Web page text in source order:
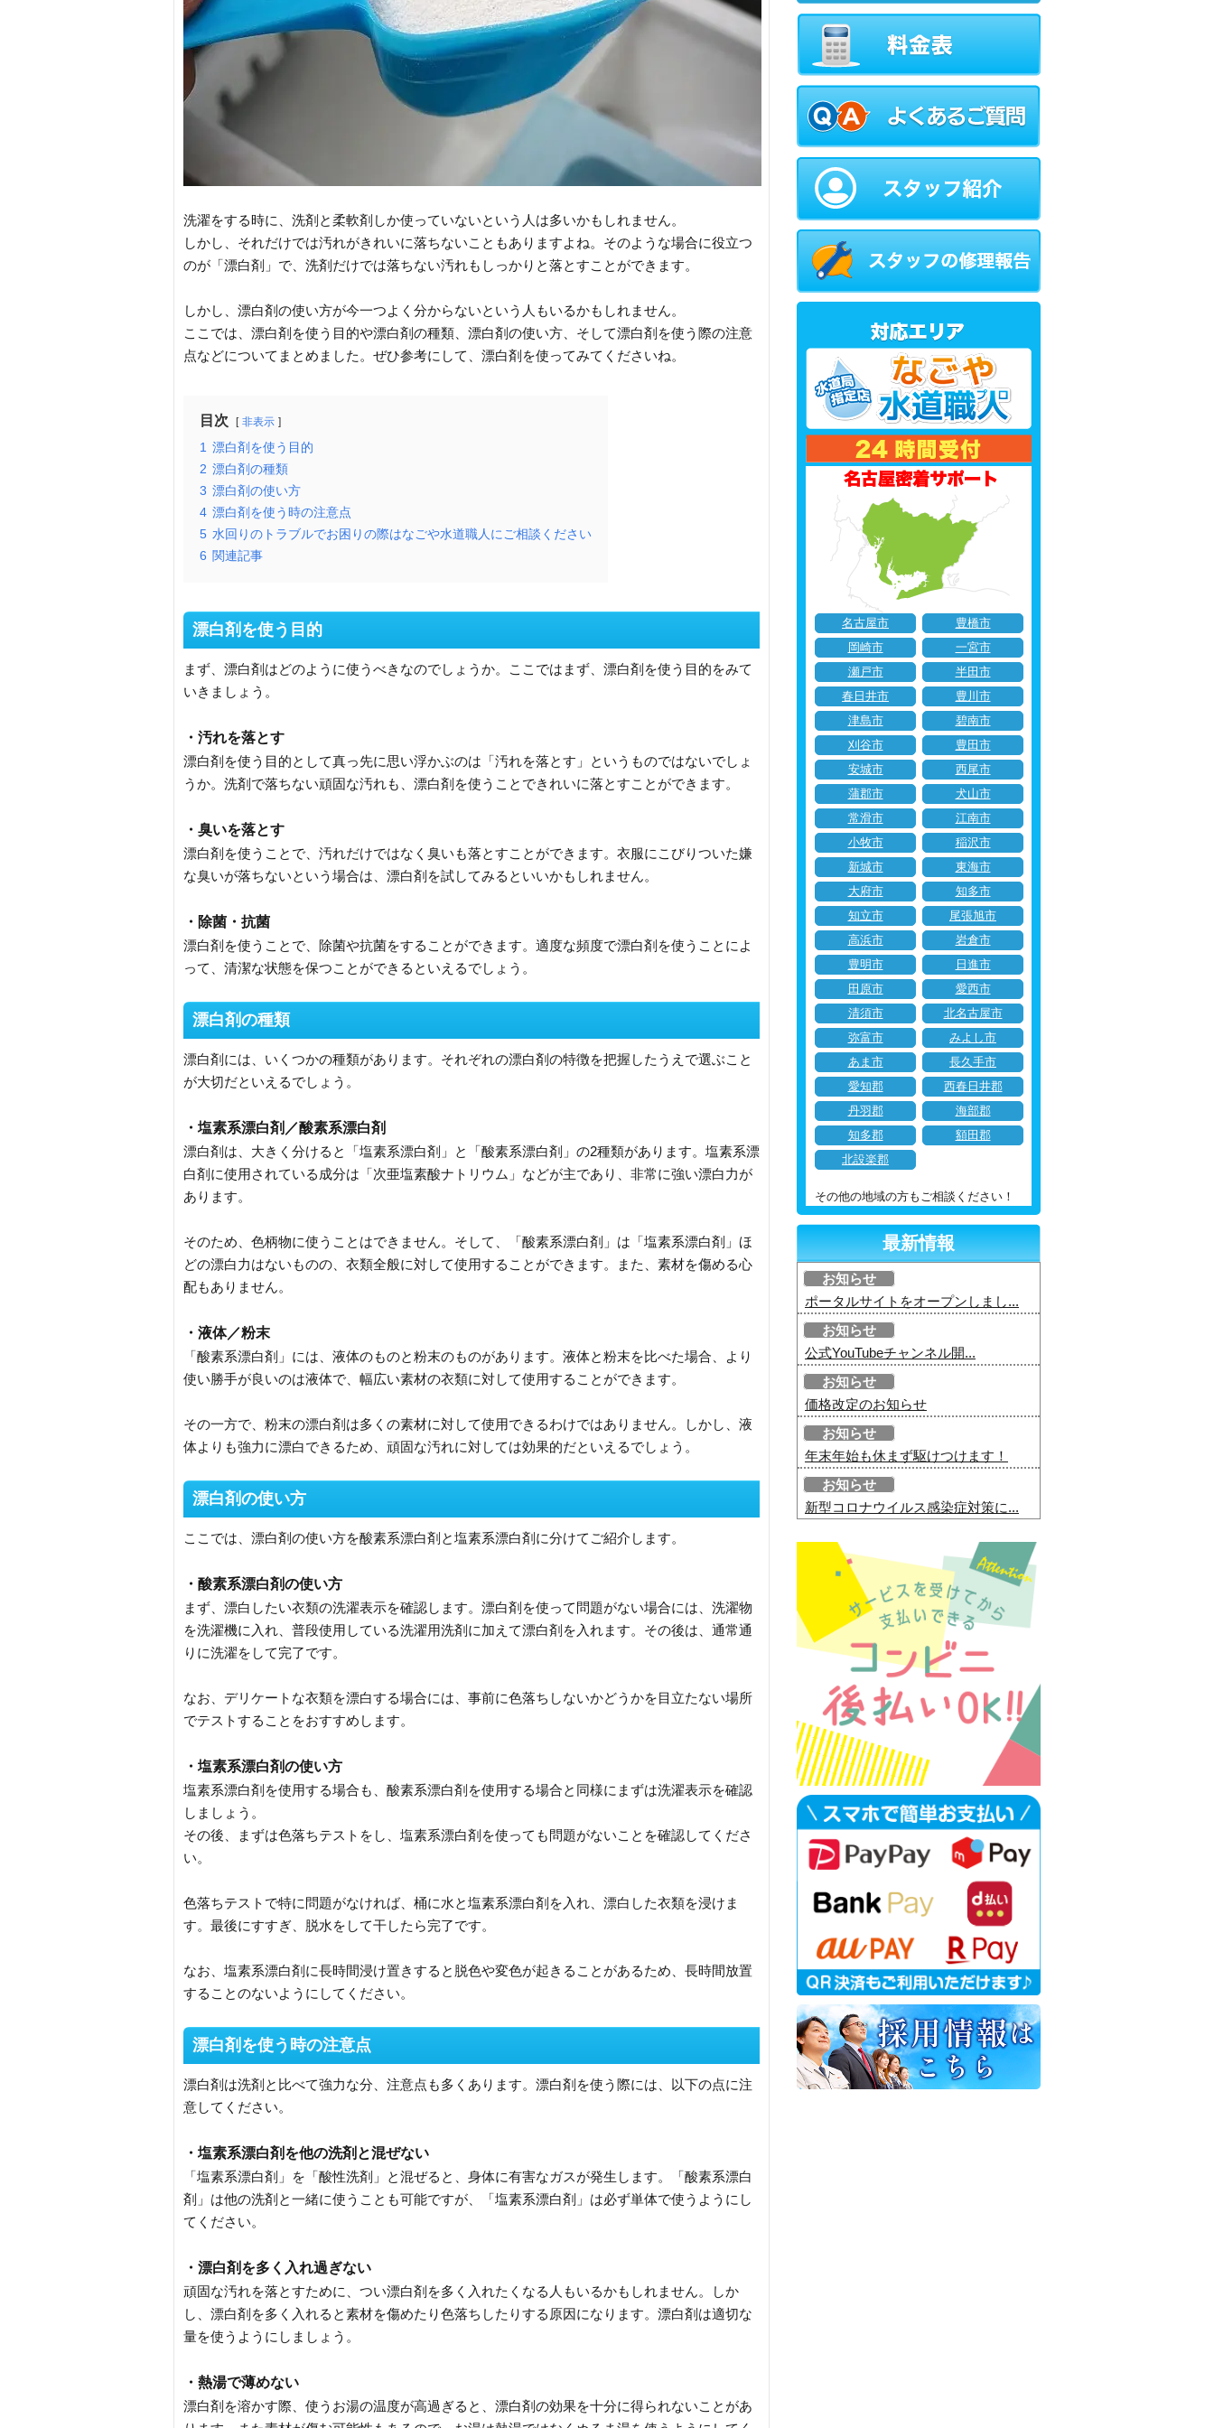
洗濯をする時に、洗剤と柔軟剤しか使っていないという人は多いかもしれません。
しかし、それだけでは汚れがきれいに落ちないこともありますよね。そのような場合に役立つ
のが「漂白剤」で、洗剤だけでは落ちない汚れもしっかりと落とすことができます。
しかし、漂白剤の使い方が今一つよく分からないという人もいるかもしれません。
ここでは、漂白剤を使う目的や漂白剤の種類、漂白剤の使い方、そして漂白剤を使う際の注意
点などについてまとめました。ぜひ参考にして、漂白剤を使ってみてくださいね。
目次 非表示
1 漂白剤を使う目的
2 漂白剤の種類
3 漂白剤の使い方
4 漂白剤を使う時の注意点
5 水回りのトラブルでお困りの際はなごや水道職人にご相談ください
6 関連記事
漂白剤を使う目的
まず、漂白剤はどのように使うべきなのでしょうか。ここではまず、漂白剤を使う目的をみて
いきましょう。
・汚れを落とす
漂白剤を使う目的として真っ先に思い浮かぶのは「汚れを落とす」というものではないでしょ
うか。洗剤で落ちない頑固な汚れも、漂白剤を使うことできれいに落とすことができます。
・臭いを落とす
漂白剤を使うことで、汚れだけではなく臭いも落とすことができます。衣服にこびりついた嫌
な臭いが落ちないという場合は、漂白剤を試してみるといいかもしれません。
・除菌・抗菌
漂白剤を使うことで、除菌や抗菌をすることができます。適度な頻度で漂白剤を使うことによ
って、清潔な状態を保つことができるといえるでしょう。
漂白剤の種類
漂白剤には、いくつかの種類があります。それぞれの漂白剤の特徴を把握したうえで選ぶこと
が大切だといえるでしょう。
・塩素系漂白剤／酸素系漂白剤
漂白剤は、大きく分けると「塩素系漂白剤」と「酸素系漂白剤」の2種類があります。塩素系漂
白剤に使用されている成分は「次亜塩素酸ナトリウム」などが主であり、非常に強い漂白力が
あります。
そのため、色柄物に使うことはできません。そして、「酸素系漂白剤」は「塩素系漂白剤」ほ
どの漂白力はないものの、衣類全般に対して使用することができます。また、素材を傷める心
配もありません。
・液体／粉末
「酸素系漂白剤」には、液体のものと粉末のものがあります。液体と粉末を比べた場合、より
使い勝手が良いのは液体で、幅広い素材の衣類に対して使用することができます。
その一方で、粉末の漂白剤は多くの素材に対して使用できるわけではありません。しかし、液
体よりも強力に漂白できるため、頑固な汚れに対しては効果的だといえるでしょう。
漂白剤の使い方
ここでは、漂白剤の使い方を酸素系漂白剤と塩素系漂白剤に分けてご紹介します。
・酸素系漂白剤の使い方
まず、漂白したい衣類の洗濯表示を確認します。漂白剤を使って問題がない場合には、洗濯物
を洗濯機に入れ、普段使用している洗濯用洗剤に加えて漂白剤を入れます。その後は、通常通
りに洗濯をして完了です。
なお、デリケートな衣類を漂白する場合には、事前に色落ちしないかどうかを目立たない場所
でテストすることをおすすめします。
・塩素系漂白剤の使い方
塩素系漂白剤を使用する場合も、酸素系漂白剤を使用する場合と同様にまずは洗濯表示を確認
しましょう。
その後、まずは色落ちテストをし、塩素系漂白剤を使っても問題がないことを確認してくださ
い。
色落ちテストで特に問題がなければ、桶に水と塩素系漂白剤を入れ、漂白した衣類を浸けま
す。最後にすすぎ、脱水をして干したら完了です。
なお、塩素系漂白剤に長時間浸け置きすると脱色や変色が起きることがあるため、長時間放置
することのないようにしてください。
漂白剤を使う時の注意点
漂白剤は洗剤と比べて強力な分、注意点も多くあります。漂白剤を使う際には、以下の点に注
意してください。
・塩素系漂白剤を他の洗剤と混ぜない
「塩素系漂白剤」を「酸性洗剤」と混ぜると、身体に有害なガスが発生します。「酸素系漂白
剤」は他の洗剤と一緒に使うことも可能ですが、「塩素系漂白剤」は必ず単体で使うようにし
てください。
・漂白剤を多く入れ過ぎない
頑固な汚れを落とすために、つい漂白剤を多く入れたくなる人もいるかもしれません。しか
し、漂白剤を多く入れると素材を傷めたり色落ちしたりする原因になります。漂白剤は適切な
量を使うようにしましょう。
・熱湯で薄めない
漂白剤を溶かす際、使うお湯の温度が高過ぎると、漂白剤の効果を十分に得られないことがあ
名古屋市
豊橋市
岡崎市
一宮市
瀬戸市
半田市
春日井市
豊川市
津島市
碧南市
刈谷市
豊田市
安城市
西尾市
蒲郡市
犬山市
常滑市
江南市
小牧市
稲沢市
新城市
東海市
大府市
知多市
知立市
尾張旭市
高浜市
岩倉市
豊明市
日進市
田原市
愛西市
清須市
北名古屋市
弥富市
みよし市
あま市
長久手市
愛知郡
西春日井郡
丹羽郡
海部郡
知多郡
額田郡
北設楽郡
その他の地域の方もご相談ください！
最新情報
お知らせ
ポータルサイトをオープンしまし...
お知らせ
公式YouTubeチャンネル開...
お知らせ
価格改定のお知らせ
お知らせ
年末年始も休まず駆けつけます！
お知らせ
新型コロナウイルス感染症対策に...